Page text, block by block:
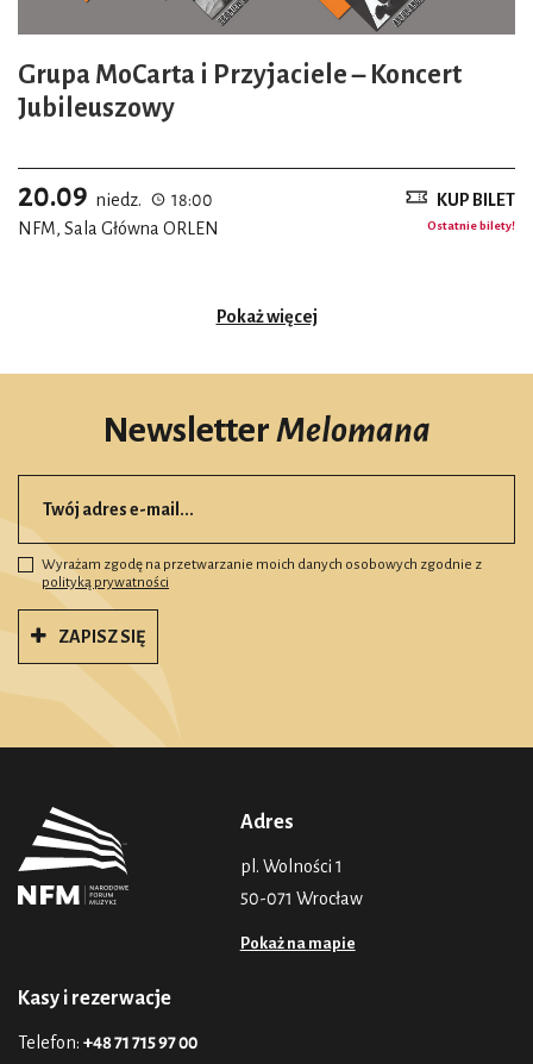
Grupa MoCarta i Przyjaciele – Koncert
Jubileuszowy
20.09 niedz.
18:00
NFM, Sala Główna ORLEN
KUP BILET
Ostatnie bilety!
Pokaż więcej
NewsletterMelomana
Wyrażam zgodę na przetwarzanie moich danych osobowych zgodnie z
polityką prywatności
ZAPISZ SIĘ
Adres
pl. Wolności 1
50-071 Wrocław
Pokaż na mapie
Kasy i rezerwacje
Telefon: +48 71 715 97 00